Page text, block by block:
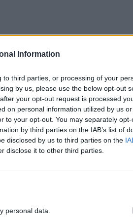
Information
third parties, or processing of your
by us, please use the below opt-out
your opt-out request is processed
on personal information utilized by us
to your opt-out. You may separately
by third parties on the IAB’s list of
disclosed by us to third parties on the
disclose it to other third parties.
personal data.
για τι μιλάμε.
έχεις συναντήσει.
με μια γοητεία που
αλλά somehow
ΚΡΑΤΟΎΝ
τον